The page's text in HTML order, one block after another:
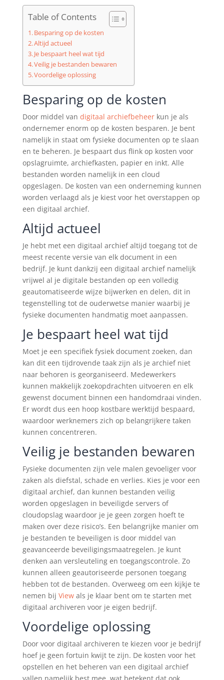
Table of Contents
Besparing op de kosten
Altijd actueel
Je bespaart heel wat tijd
Veilig je bestanden bewaren
Voordelige oplossing
Besparing op de kosten
Door middel van digitaal archiefbeheerkun je als
ondernemer enorm op de kosten besparen. Je bent
namelijk in staat om fysieke documenten op te slaan
en te beheren. Je bespaart dus flink op kosten voor
opslagruimte, archiefkasten, papier en inkt. Alle
bestanden worden namelijk in een cloud
opgeslagen. De kosten van een onderneming kunnen
worden verlaagd als je kiest voor het overstappen op
een digitaal archief.
Altijd actueel
Je hebt met een digitaal archief altijd toegang tot de
meest recente versie van elk document in een
bedrijf. Je kunt dankzij een digitaal archief namelijk
vrijwel al je digitale bestanden op een volledig
geautomatiseerde wijze bijwerken en delen, dit in
tegenstelling tot de ouderwetse manier waarbij je
fysieke documenten handmatig moet aanpassen.
Je bespaart heel wat tijd
Moet je een specifiek fysiek document zoeken, dan
kan dit een tijdrovende taak zijn als je archief niet
naar behoren is georganiseerd. Medewerkers
kunnen makkelijk zoekopdrachten uitvoeren en elk
gewenst document binnen een handomdraai vinden.
Er wordt dus een hoop kostbare werktijd bespaard,
waardoor werknemers zich op belangrijkere taken
kunnen concentreren.
Veilig je bestanden bewaren
Fysieke documenten zijn vele malen gevoeliger voor
zaken als diefstal, schade en verlies. Kies je voor een
digitaal archief, dan kunnen bestanden veilig
worden opgeslagen in beveiligde servers of
cloudopslag waardoor je je geen zorgen hoeft te
maken over deze risico’s. Een belangrijke manier om
je bestanden te beveiligen is door middel van
geavanceerde beveiligingsmaatregelen. Je kunt
denken aan versleuteling en toegangscontrole. Zo
kunnen alleen geautoriseerde personen toegang
hebben tot de bestanden. Overweeg om een kijkje te
nemen bij Viewals je klaar bent om te starten met
digitaal archiveren voor je eigen bedrijf.
Voordelige oplossing
Door voor digitaal archiveren te kiezen voor je bedrijf
hoef je geen fortuin kwijt te zijn. De kosten voor het
opstellen en het beheren van een digitaal archief
vallen namelijk best mee, wat betekent dat ook